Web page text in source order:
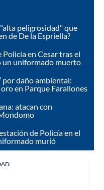
peligrosidad" que
de De la Espriella?
en Cesar tras el
un uniformado muerto
por daño ambiental:
en Parque Farallones
atacan con
de Policía en el
murió